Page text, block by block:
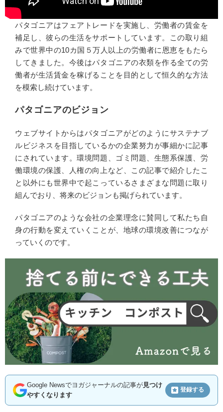
パタゴニアはフェアトレードを実施し、労働者の賃金を
補足し、彼らの生活をサポートしています。この取り組
みで世界中の10カ国５万人以上の労働者に恩恵をもたら
してきました。今後はパタゴニアの衣類を作る全ての労
働者が生活賃金を稼げることを目的として恒久的な方法
を模索し続けています。
パタゴニアのビジョン
ウェブサイトからはパタゴニアがどのようにサステナブ
ルビジネスを目指しているかの企業努力が事細かに記事
にされています。環境問題、ゴミ問題、生態系保護、労
働環境の保護、人権の向上など、この記事で紹介したこ
と以外にも世界中で起こっているさまざまな問題に取り
組んでおり、将来のビジョンも掲げられています。
パタゴニアのような会社の企業理念に賛同して私たち自
身の行動を変えていくことが、地球の環境改善につなが
っていくのです。
Google Newsでヨガジャーナルの記事が見つけ
やすくなります
登録する